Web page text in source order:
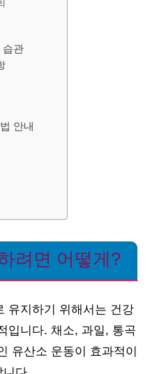
습관
안내
려면 어떻게?
유지하기 위해서는 건강
입니다. 채소, 과일, 통곡
유산소 운동이 효과적이